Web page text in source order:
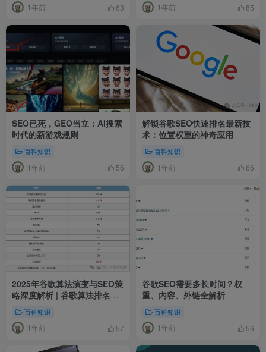
1年前 63 1年前 85
SEO已死，GEO当立：AI搜索
时代的新游戏规则
百科知识
1年前 56
解锁谷歌SEO快速排名最新技
术：位置权重的神奇应用
百科知识
1年前 66
2025年谷歌算法演变与SEO策
略深度解析 | 谷歌算法排名因
百科知识
1年前 57
谷歌SEO需要多长时间？权
重、内容、外链全解析
百科知识
1年前 56